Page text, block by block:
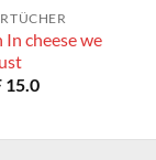
cheese we
15.0